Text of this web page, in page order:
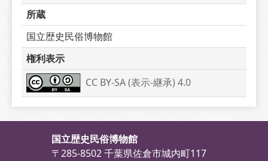
所蔵
国立歴史民俗博物館
権利表示
CC BY-SA (表示-継承) 4.0
国立歴史民俗博物館
〒285-8502 千葉県佐倉市城内町117